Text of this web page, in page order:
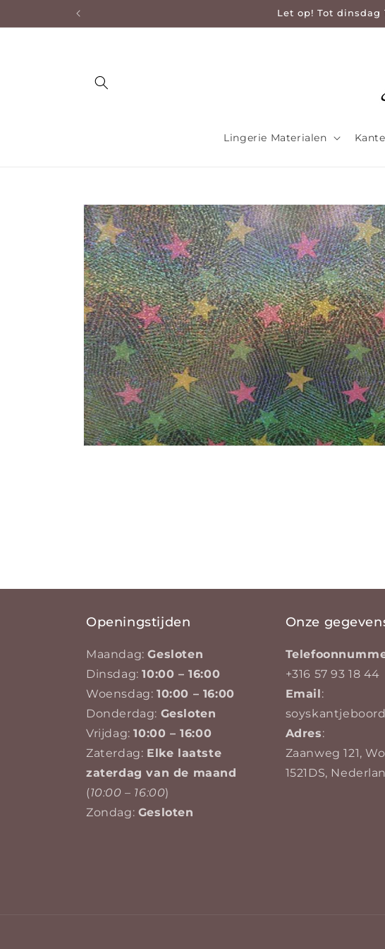
naar de content Let op! Tot dinsdag
Lingerie Materialen
Ga direct naar productinformatie
Openingstijden
Maandag:Gesloten
Dinsdag:10:00 – 16:00
Woensdag: 10:00 – 16:00
Donderdag: Gesloten
Vrijdag:10:00 – 16:00
Zaterdag: Elke laatste
zaterdag van de maand
(10:00 – 16:00)
Zondag: Gesloten
Onze
+316 57 93 18 44
Email:
Adres:
Zaanweg 121,
1521DS,